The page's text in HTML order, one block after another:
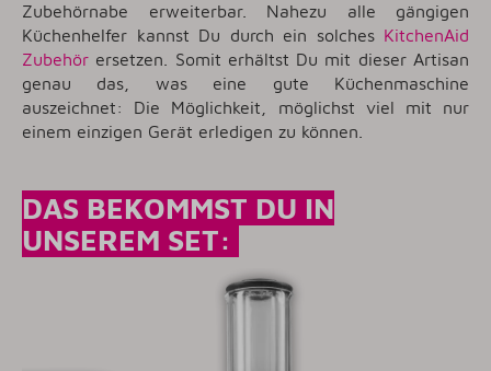
Zubehörnabe erweiterbar. Nahezu alle gängigen
Küchenhelfer kannst Du durch ein solches KitchenAid
Zubehör ersetzen. Somit erhältst Du mit dieser Artisan
genau das, was eine gute Küchenmaschine
auszeichnet: Die Möglichkeit, möglichst viel mit nur
einem einzigen Gerät erledigen zu können.
DAS BEKOMMST DU IN
UNSEREM SET: